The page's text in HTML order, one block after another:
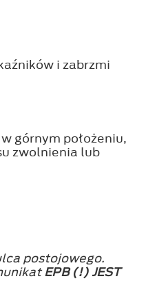
i zabrzmi
górnym położeniu,
zwolnienia lub
postojowego.
EPB (!) JEST